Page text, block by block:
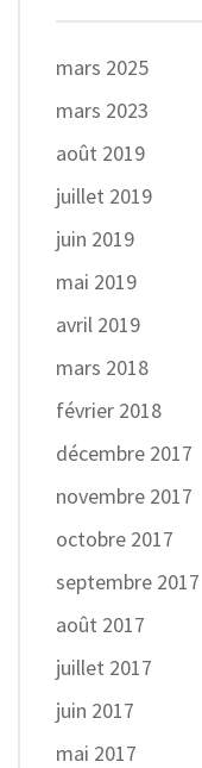
mars 2025
mars 2023
août 2019
juillet 2019
juin 2019
mai 2019
avril 2019
mars 2018
février 2018
décembre 2017
novembre 2017
octobre 2017
septembre 2017
août 2017
juillet 2017
juin 2017
mai 2017